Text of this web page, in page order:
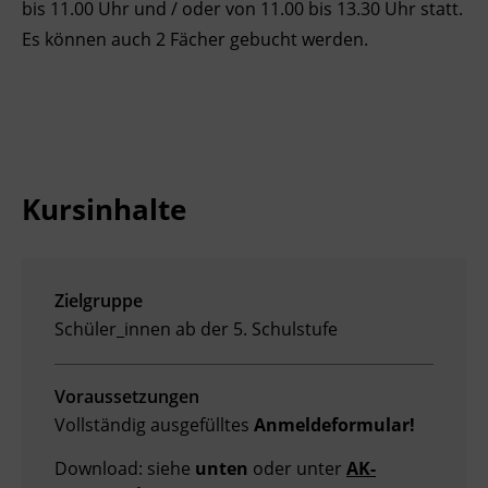
Ingenieurzertifizierung
Deutsch und Integration
BFI Reutte
bis 11.00 Uhr und / oder von 11.00 bis 13.30 Uhr statt.
Es können auch 2 Fächer gebucht werden.
Kursinhalte
Zielgruppe
Schüler_innen ab der 5. Schulstufe
Voraussetzungen
Vollständig ausgefülltes Anmeldeformular!
Download: siehe unten oder unter AK-